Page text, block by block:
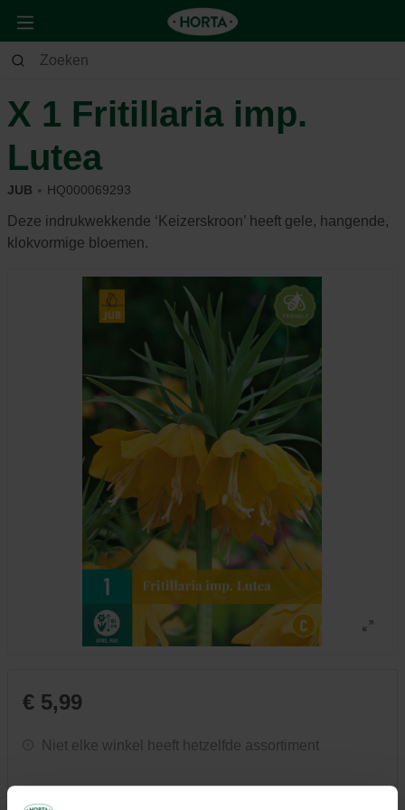
Tuin Siertuin
X 1 Fritillaria imp.
Lutea
JUB HQ000069293
Deze indrukwekkende ‘Keizerskroon’ heeft gele, hangende,
klokvormige bloemen.
€ 5,99
Niet elke winkel heeft hetzelfde assortiment